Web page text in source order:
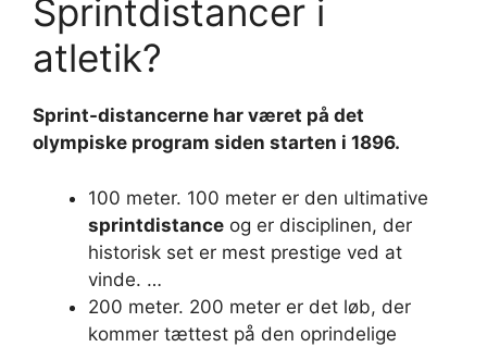
Sprintdistancer i
atletik?
Sprint-distancerne har været på det
olympiske program siden starten i 1896.
100 meter. 100 meter er den ultimative
sprintdistance og er disciplinen, der
historisk set er mest prestige ved at
vinde. …
200 meter. 200 meter er det løb, der
kommer tættest på den oprindelige